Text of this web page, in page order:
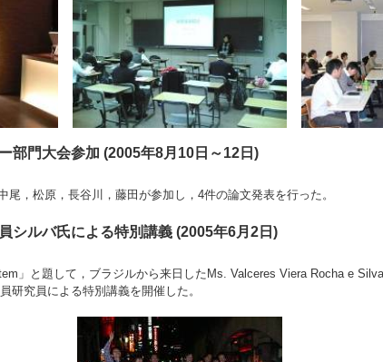
部門大会参加 (2005年8月10日～12日)
尾，松原，長谷川，藤田が参加し，4件の論文発表を行った。
シルバ氏による特別講義 (2005年6月2日)
」と題して，ブラジルから来日したMs. Valceres Viera Rocha e
研究員による特別講義を開催した。